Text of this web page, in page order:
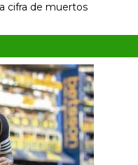
cifra de muertos